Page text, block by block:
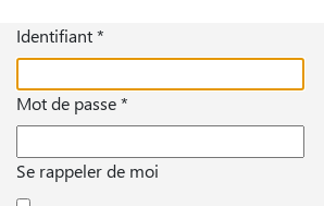
Identifiant*
Mot de passe*
Se rappeler de moi